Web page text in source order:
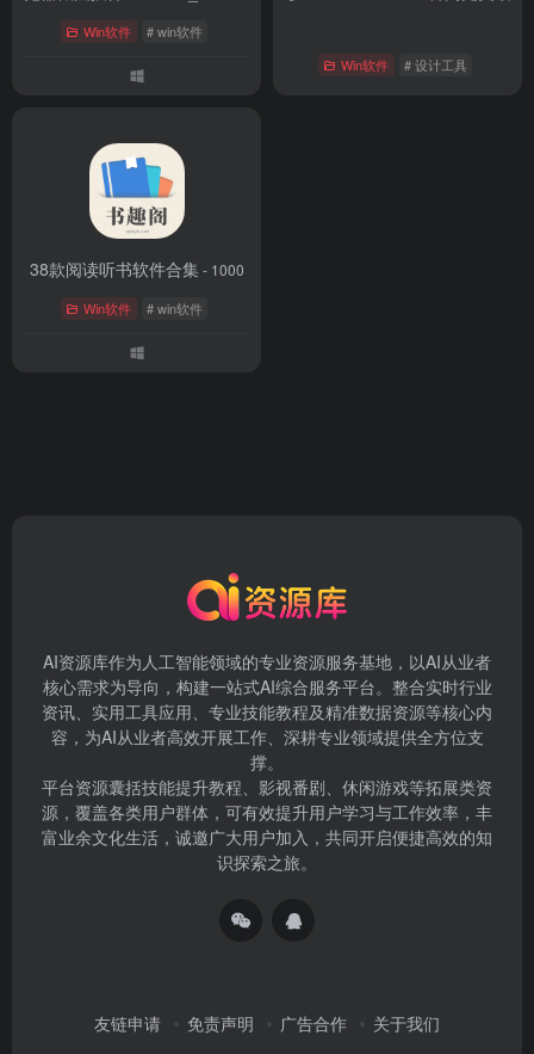
Win软件 # win软件
Win软件 # 设计工具
38款阅读听书软件合集- 1000
Win软件 # win软件
AI资源库作为人工智能领域的专业资源服务基地，以AI从业者
核心需求为导向，构建一站式AI综合服务平台。整合实时行业
资讯、实用工具应用、专业技能教程及精准数据资源等核心内
容，为AI从业者高效开展工作、深耕专业领域提供全方位支
撑。
平台资源囊括技能提升教程、影视番剧、休闲游戏等拓展类资
源，覆盖各类用户群体，可有效提升用户学习与工作效率，丰
富业余文化生活，诚邀广大用户加入，共同开启便捷高效的知
识探索之旅。
友链申请 免责声明 广告合作 关于我们